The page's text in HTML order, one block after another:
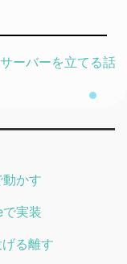
ーバーを立てる話
かす
実装
る離す